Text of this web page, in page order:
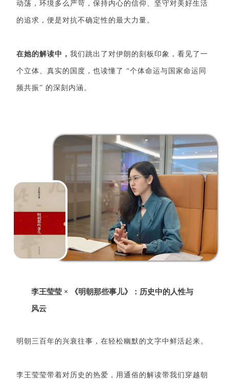
动荡，环境多么严苛，保持内心的信仰、坚守对美好生活
的追求，便是对抗不确定性的最大力量。
在她的解读中，我们跳出了对伊朗的刻板印象，看见了一
个立体、真实的国度，也读懂了 “个体命运与国家命运同
频共振” 的深刻内涵。
李王莹莹 × 《明朝那些事儿》：历史中的人性与
风云
明朝三百年的兴衰往事，在轻松幽默的文字中鲜活起来。
李王莹莹带着对历史的热爱，用通俗的解读带我们穿越朝